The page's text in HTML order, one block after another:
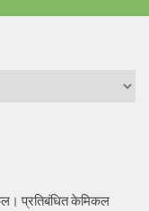
प्रतिबंधित केमिकल